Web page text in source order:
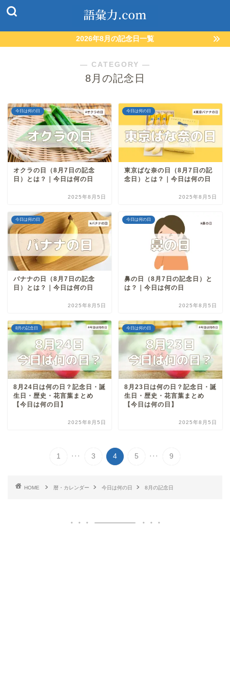
2026年8月の記念日一覧
― CATEGORY ―
8月の記念日
今日は何の日
オクラの日（8月7日の記念
日）とは？｜今日は何の日
2025年8月5日
今日は何の日
東京ばな奈の日（8月7日の記
念日）とは？｜今日は何の日
2025年8月5日
今日は何の日
バナナの日（8月7日の記念
日）とは？｜今日は何の日
2025年8月5日
今日は何の日
鼻の日（8月7日の記念日）と
は？｜今日は何の日
2025年8月5日
8月の記念日
8月24日は何の日？記念日・誕
生日・歴史・花言葉まとめ
【今日は何の日】
2025年8月5日
今日は何の日
8月23日は何の日？記念日・誕
生日・歴史・花言葉まとめ
【今日は何の日】
2025年8月5日
1 ... 3 4 5 ... 9
HOME 暦・カレンダー 今日は何の日 8月の記念日